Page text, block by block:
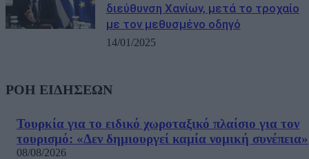
διεύθυνση Χανίων, μετά το τροχαίο
με τον μεθυσμένο οδηγό
14/01/2025
ΡΟΗ ΕΙΔΗΣΕΩΝ
Τουρκία για το ειδικό χωροταξικό πλαίσιο για τον
τουρισμό: «Δεν δημιουργεί καμία νομική συνέπεια»
08/08/2026